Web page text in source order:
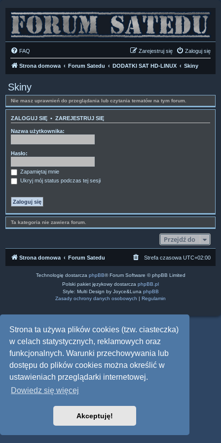
Strona ta używa plików cookies (tzw. ciasteczka)
w celach statystycznych, reklamowych oraz
funkcjonalnych. Warunki przechowywania lub
dostępu do plików cookies można określić w
ustawieniach przeglądarki internetowej.
Dowiedz się więcej
Akceptuję!
FAQ Zaloguj się
Zarejestruj się
Strona domowa Forum Satedu DODATKI SAT HD-LINUX Skiny
Skiny
Nie masz uprawnień do przeglądania lub czytania tematów na tym forum.
ZALOGUJ SIĘ • ZAREJESTRUJ SIĘ
Nazwa użytkownika:
Hasło:
Zapamiętaj mnie
Ukryj mój status podczas tej sesji
Ta kategoria nie zawiera forum.
Przejdź do
Strona domowa Forum Satedu Strefa czasowa UTC+02:00
Technologię dostarcza phpBB® Forum Software © phpBB Limited
Polski pakiet językowy dostarcza phpBB.pl
Style: Multi Design by Joyce&Luna phpBB
Zasady ochrony danych osobowych | Regulamin